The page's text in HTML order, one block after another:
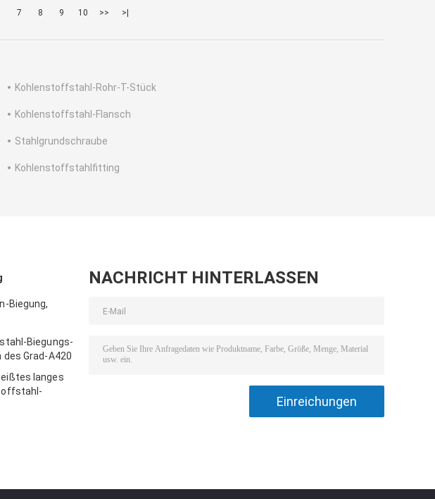
7 8 9 10 >> >|
Kohlenstoffstahl-Rohr-T-Stück
Kohlenstoffstahl-Flansch
Stahlgrundschraube
Kohlenstoffstahlfitting
Biegung,
Biegungs-
Grad-A420
langes
NACHRICHT HINTERLASSEN